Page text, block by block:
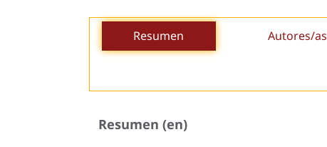
Resumen Autores/as
Resumen (en)